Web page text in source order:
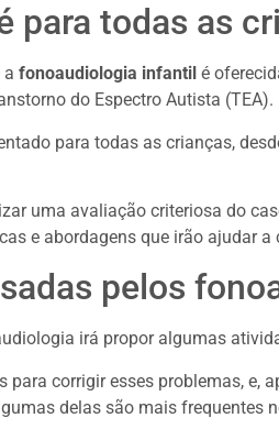
para todas as
a fonoaudiologia infantil é
do Espectro Autista (TEA).
para todas as crianças,
uma avaliação criteriosa do
e abordagens que irão ajudar
pelos
irá propor algumas
corrigir esses problemas, e,
delas são mais frequentes